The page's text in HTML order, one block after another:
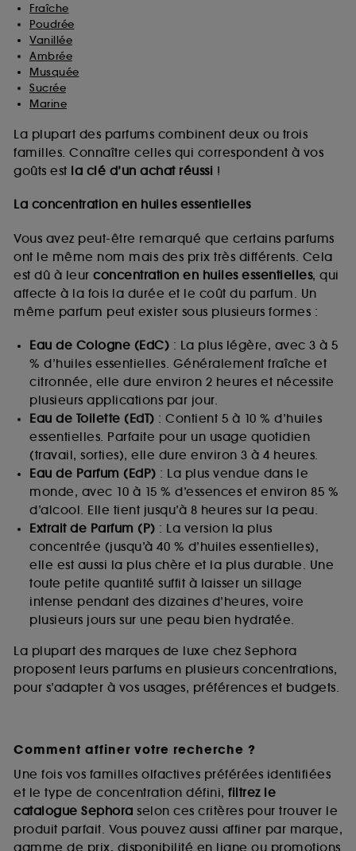
Fraîche
Poudrée
Vanillée
Ambrée
Musquée
Sucrée
Marine
La plupart des parfums combinent deux ou trois
familles. Connaître celles qui correspondent à vos
goûts est la clé d’un achat réussi !
La concentration en huiles essentielles
Vous avez peut-être remarqué que certains parfums
ont le même nom mais des prix très différents. Cela
est dû à leur concentration en huiles essentielles, qui
affecte à la fois la durée et le coût du parfum. Un
même parfum peut exister sous plusieurs formes :
Eau de Cologne (EdC) : La plus légère, avec 3 à 5
% d’huiles essentielles. Généralement fraîche et
citronnée, elle dure environ 2 heures et nécessite
plusieurs applications par jour.
Eau de Toilette (EdT) : Contient 5 à 10 % d’huiles
essentielles. Parfaite pour un usage quotidien
(travail, sorties), elle dure environ 3 à 4 heures.
Eau de Parfum (EdP) : La plus vendue dans le
monde, avec 10 à 15 % d’essences et environ 85 %
d’alcool. Elle tient jusqu’à 8 heures sur la peau.
Extrait de Parfum (P) : La version la plus
concentrée (jusqu’à 40 % d’huiles essentielles),
elle est aussi la plus chère et la plus durable. Une
toute petite quantité suffit à laisser un sillage
intense pendant des dizaines d’heures, voire
plusieurs jours sur une peau bien hydratée.
La plupart des marques de luxe chez Sephora
proposent leurs parfums en plusieurs concentrations,
pour s’adapter à vos usages, préférences et budgets.
Comment affiner votre recherche ?
Une fois vos familles olfactives préférées identifiées
et le type de concentration défini, filtrez le
catalogue Sephora selon ces critères pour trouver le
produit parfait. Vous pouvez aussi affiner par marque,
gamme de prix, disponibilité en ligne ou promotions